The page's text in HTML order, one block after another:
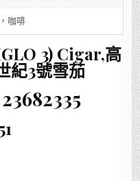
咖啡
3) Cigar,高
紀3號雪茄